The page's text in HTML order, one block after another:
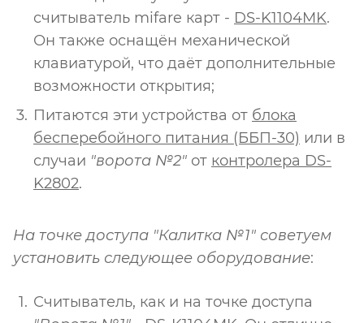
считыватель mifare карт - DS-K1104MK.
Он также оснащён механической
клавиатурой, что даёт дополнительные
возможности открытия;
Питаются эти устройства от блока
бесперебойного питания (ББП-30) или в
случаи "ворота №2" от контролера DS-
K2802.
На точке доступа "Калитка №1" советуем
установить следующее оборудование:
Считыватель, как и на точке доступа